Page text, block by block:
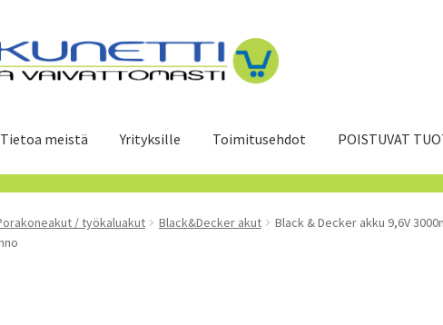
Tietoa meistä Yrityksille Toimitusehdot POISTUVAT
/ työkaluakut Black&Decker akut
Black & Decker akku 9,6V